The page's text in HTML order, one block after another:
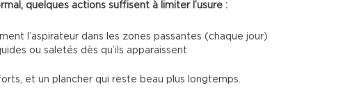
quelques actions suffisent à limiter l’usure :
l’aspirateur dans les zones passantes (chaque jour)
ou saletés dès qu’ils apparaissent
et un plancher qui reste beau plus longtemps.